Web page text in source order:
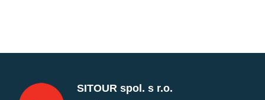
SITOUR spol. s r.o.